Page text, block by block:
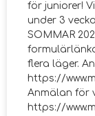
för juniorer!
under 3
SOMMAR
flera läger.
https://
Anmälan för
https://